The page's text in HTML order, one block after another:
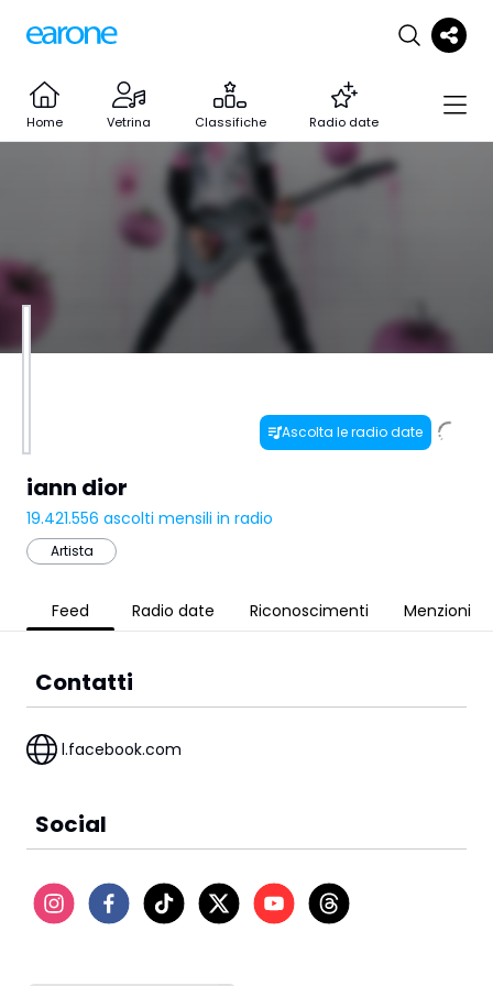
Home Vetrina Classifiche Radio date
Ascolta le radio date
iann dior
19.421.556 ascolti mensili in radio
Artista
Feed Radio date Riconoscimenti Menzioni
Contatti
l.facebook.com
Social